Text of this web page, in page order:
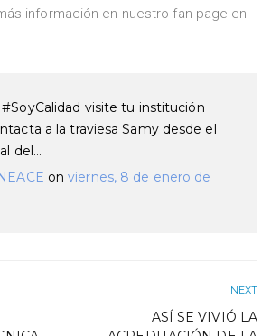
información en nuestro fan page en
visite tu institución
a la traviesa Samy desde el
del…
onviernes, 8 de enero de
NEXT
ASÍ SE VIVIÓ LA